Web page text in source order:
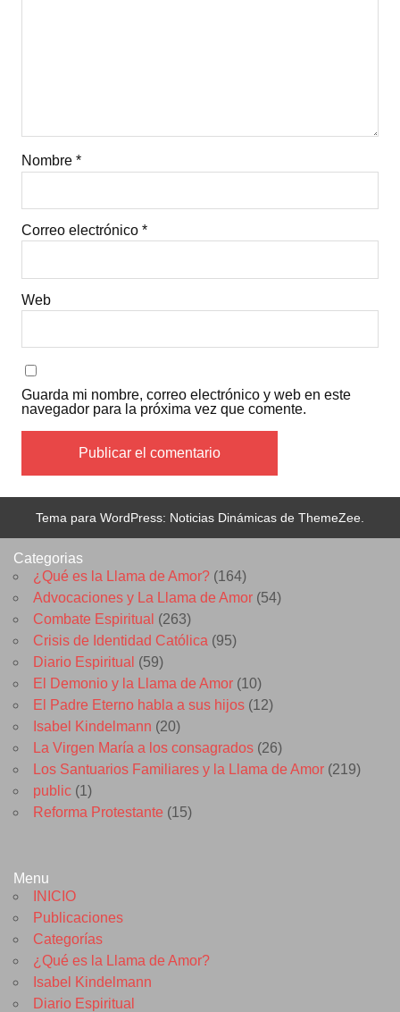
Nombre *
Correo electrónico *
Web
Guarda mi nombre, correo electrónico y web en este
navegador para la próxima vez que comente.
Tema para WordPress: Noticias Dinámicas de ThemeZee.
Categorias
¿Qué es la Llama de Amor? (164)
Advocaciones y La Llama de Amor (54)
Combate Espiritual (263)
Crisis de Identidad Católica (95)
Diario Espiritual (59)
El Demonio y la Llama de Amor (10)
El Padre Eterno habla a sus hijos (12)
Isabel Kindelmann (20)
La Virgen María a los consagrados (26)
Los Santuarios Familiares y la Llama de Amor (219)
public (1)
Reforma Protestante (15)
Menu
INICIO
Publicaciones
Categorías
¿Qué es la Llama de Amor?
Isabel Kindelmann
Diario Espiritual